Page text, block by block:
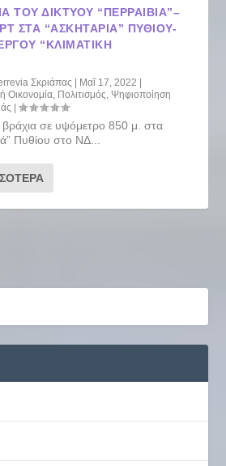
ΤΟΥ ΔΙΚΤΎΟΥ “ΠΕΡΡΑΙΒΙΑ”–
ΣΤΑ “ΑΣΚΗΤΑΡΙΆ” ΠΥΘΊΟΥ-
“ΚΛΙΜΑΤΙΚΗ
Σκριάπας Μαΐ 17, 2022
Οικονομία, Πολιτισμός, Ψηφιοποίηση
|
σε υψόμετρο 850 μ. στα
Πυθίου στο ΝΔ...